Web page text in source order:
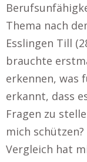
Thema nach
Esslingen Till
brauchte
erkennen, was
erkannt, dass
Fragen zu
mich
Vergleich hat